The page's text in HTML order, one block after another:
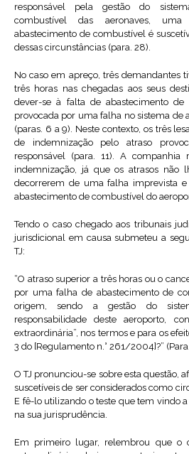
responsável pela gestão do
combustível das aeronaves,
abastecimento de combustível é
dessas circunstâncias (para. 28).
No caso em apreço, três demandantes
três horas nas chegadas aos seus
dever-se à falta de abastecimento de
provocada por uma falha no sistema de
(paras. 6 a 9). Neste contexto, os três
de indemnização pelo atraso
responsável (para. 11). A companhia
indemnização, já que os atrasos não
decorrerem de uma falha imprevista
abastecimento de combustível do
Tendo o caso chegado aos tribunais
jurisdicional em causa submeteu a
TJ:
“O atraso superior a três horas ou o
por uma falha de abastecimento de
origem, sendo a gestão do
responsabilidade deste aeroporto,
extraordinária”, nos termos e para os
3 do [Regulamento n.° 261/2004]?”
O TJ pronunciou-se sobre esta questão,
suscetíveis de ser considerados como
E fê-lo utilizando o teste que tem vindo
na sua jurisprudência.
Em primeiro lugar, relembrou que o